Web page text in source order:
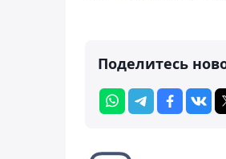
Поделитесь